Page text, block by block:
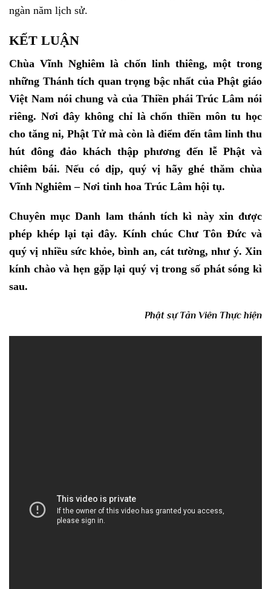
ngàn năm lịch sử.
KẾT LUẬN
Chùa Vĩnh Nghiêm là chốn linh thiêng, một trong
những Thánh tích quan trọng bậc nhất của Phật giáo
Việt Nam nói chung và của Thiền phái Trúc Lâm nói
riêng. Nơi đây không chỉ là chốn thiền môn tu học
cho tăng ni, Phật Tử mà còn là điểm đến tâm linh thu
hút đông đảo khách thập phương đến lễ Phật và
chiêm bái. Nếu có dịp, quý vị hãy ghé thăm chùa
Vĩnh Nghiêm – Nơi tinh hoa Trúc Lâm hội tụ.
Chuyên mục Danh lam thánh tích kì này xin được
phép khép lại tại đây. Kính chúc Chư Tôn Đức và
quý vị nhiều sức khỏe, bình an, cát tường, như ý. Xin
kính chào và hẹn gặp lại quý vị trong số phát sóng kì
sau.
Phật sự Tản Viên Thực hiện